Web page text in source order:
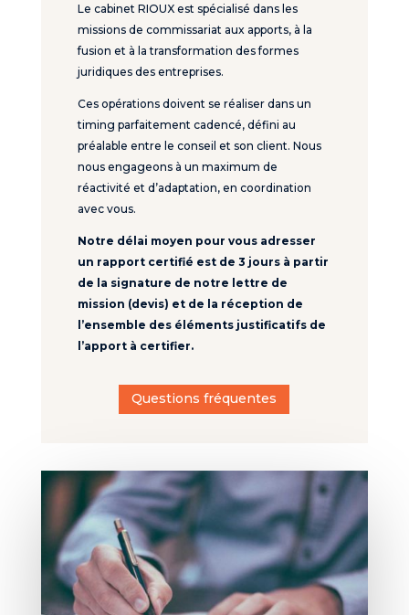
Le cabinet RIOUX est spécialisé dans les
missions de commissariat aux apports, à la
fusion et à la transformation des formes
juridiques des entreprises.
Ces opérations doivent se réaliser dans un
timing parfaitement cadencé, défini au
préalable entre le conseil et son client. Nous
nous engageons à un maximum de
réactivité et d’adaptation, en coordination
avec vous.
Notre délai moyen pour vous adresser
un rapport certifié est de 3 jours à partir
de la signature de notre lettre de
mission (devis) et de la réception de
l’ensemble des éléments justificatifs de
l’apport à certifier.
Questions fréquentes